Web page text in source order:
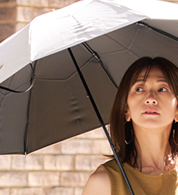
アームカバー
ソックス